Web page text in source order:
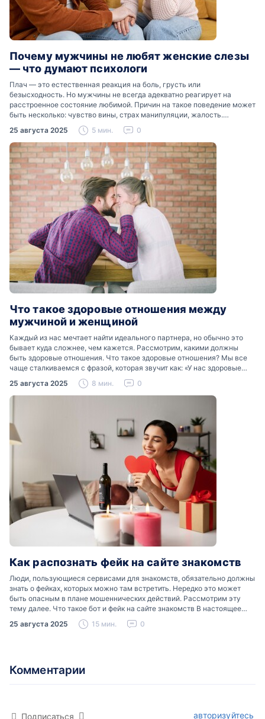
Почему мужчины не любят женские слезы
— что думают психологи
Плач — это естественная реакция на боль, грусть или
безысходность. Но мужчины не всегда адекватно реагирует на
расстроенное состояние любимой. Причин на такое поведение может
быть несколько: чувство вины, страх манипуляции, жалость.
Разобраться, почему мужчины боятся женских слез, помогут советы
психологов…
25 августа 2025 5 мин. 0
Что такое здоровые отношения между
мужчиной и женщиной
Каждый из нас мечтает найти идеального партнера, но обычно это
бывает куда сложнее, чем кажется. Рассмотрим, какими должны
быть здоровые отношения. Что такое здоровые отношения? Мы все
чаще сталкиваемся с фразой, которая звучит как: «У нас здоровые
отношения». Что именно подразумевается…
25 августа 2025 8 мин. 0
Как распознать фейк на сайте знакомств
Люди, пользующиеся сервисами для знакомств, обязательно должны
знать о фейках, которых можно там встретить. Нередко это может
быть опасным в плане мошеннических действий. Рассмотрим эту
тему далее. Что такое бот и фейк на сайте знакомств В настоящее
время можно встретить свою…
25 августа 2025 15 мин. 0
Комментарии
Подписаться авторизуйтесь